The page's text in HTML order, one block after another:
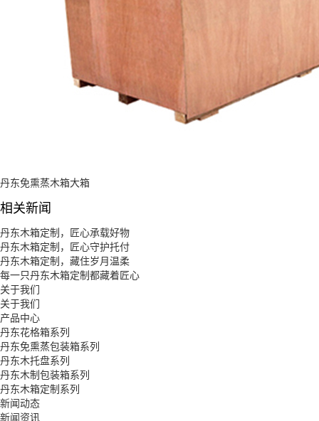
丹东免熏蒸木箱大箱
相关新闻
丹东木箱定制，匠心承载好物
丹东木箱定制，匠心守护托付
丹东木箱定制，藏住岁月温柔
每一只丹东木箱定制都藏着匠心
关于我们
关于我们
产品中心
丹东花格箱系列
丹东免熏蒸包装箱系列
丹东木托盘系列
丹东木制包装箱系列
丹东木箱定制系列
新闻动态
新闻资讯